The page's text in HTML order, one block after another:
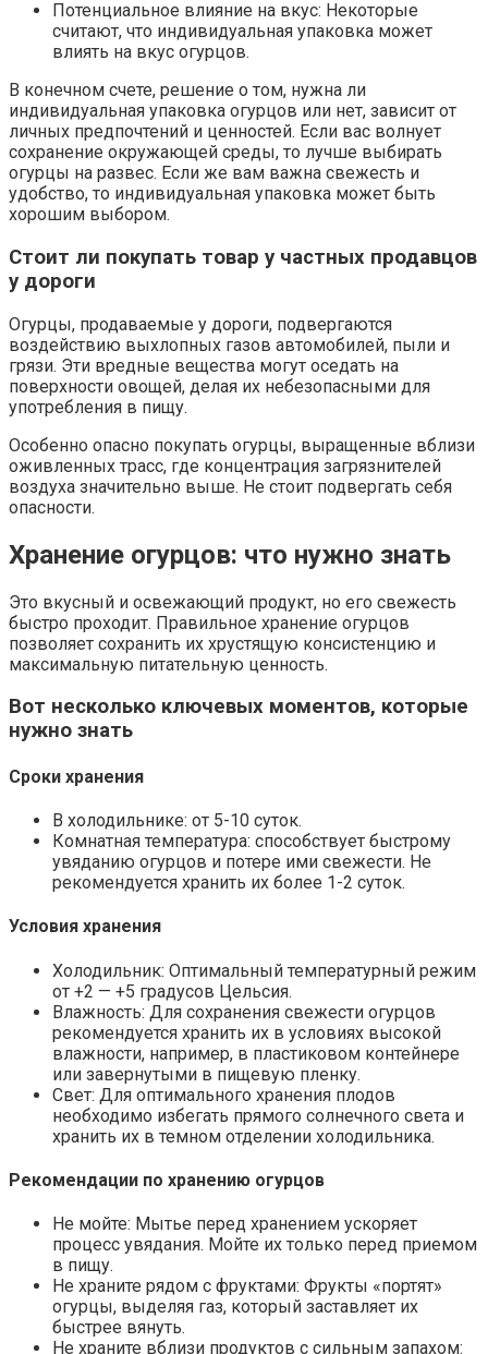
Потенциальное влияние на вкус: Некоторые
считают, что индивидуальная упаковка может
влиять на вкус огурцов.
В конечном счете, решение о том, нужна ли
индивидуальная упаковка огурцов или нет, зависит от
личных предпочтений и ценностей. Если вас волнует
сохранение окружающей среды, то лучше выбирать
огурцы на развес. Если же вам важна свежесть и
удобство, то индивидуальная упаковка может быть
хорошим выбором.
Стоит ли покупать товар у частных продавцов
у дороги
Огурцы, продаваемые у дороги, подвергаются
воздействию выхлопных газов автомобилей, пыли и
грязи. Эти вредные вещества могут оседать на
поверхности овощей, делая их небезопасными для
употребления в пищу.
Особенно опасно покупать огурцы, выращенные вблизи
оживленных трасс, где концентрация загрязнителей
воздуха значительно выше. Не стоит подвергать себя
опасности.
Хранение огурцов: что нужно знать
Это вкусный и освежающий продукт, но его свежесть
быстро проходит. Правильное хранение огурцов
позволяет сохранить их хрустящую консистенцию и
максимальную питательную ценность.
Вот несколько ключевых моментов, которые
нужно знать
Сроки хранения
В холодильнике: от 5-10 суток.
Комнатная температура: способствует быстрому
увяданию огурцов и потере ими свежести. Не
рекомендуется хранить их более 1-2 суток.
Условия хранения
Холодильник: Оптимальный температурный режим
от +2 — +5 градусов Цельсия.
Влажность: Для сохранения свежести огурцов
рекомендуется хранить их в условиях высокой
влажности, например, в пластиковом контейнере
или завернутыми в пищевую пленку.
Свет: Для оптимального хранения плодов
необходимо избегать прямого солнечного света и
хранить их в темном отделении холодильника.
Рекомендации по хранению огурцов
Не мойте: Мытье перед хранением ускоряет
процесс увядания. Мойте их только перед приемом
в пищу.
Не храните рядом с фруктами: Фрукты «портят»
огурцы, выделяя газ, который заставляет их
быстрее вянуть.
Не храните вблизи продуктов с сильным запахом: